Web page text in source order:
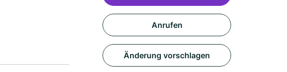
Anrufen
Änderung vorschlagen